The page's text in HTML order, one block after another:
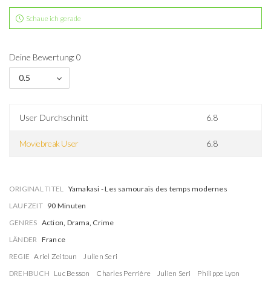
Schaue ich gerade
Deine Bewertung: 0
0.5
User Durchschnitt 6.8
Moviebreak User 6.8
ORIGINAL TITEL Yamakasi - Les samouraïs des temps modernes
LAUFZEIT 90 Minuten
GENRES Action, Drama, Crime
LÄNDER France
REGIE Ariel Zeitoun
Julien Seri
DREHBUCH Luc Besson Charles Perrière Julien Seri
Philippe Lyon